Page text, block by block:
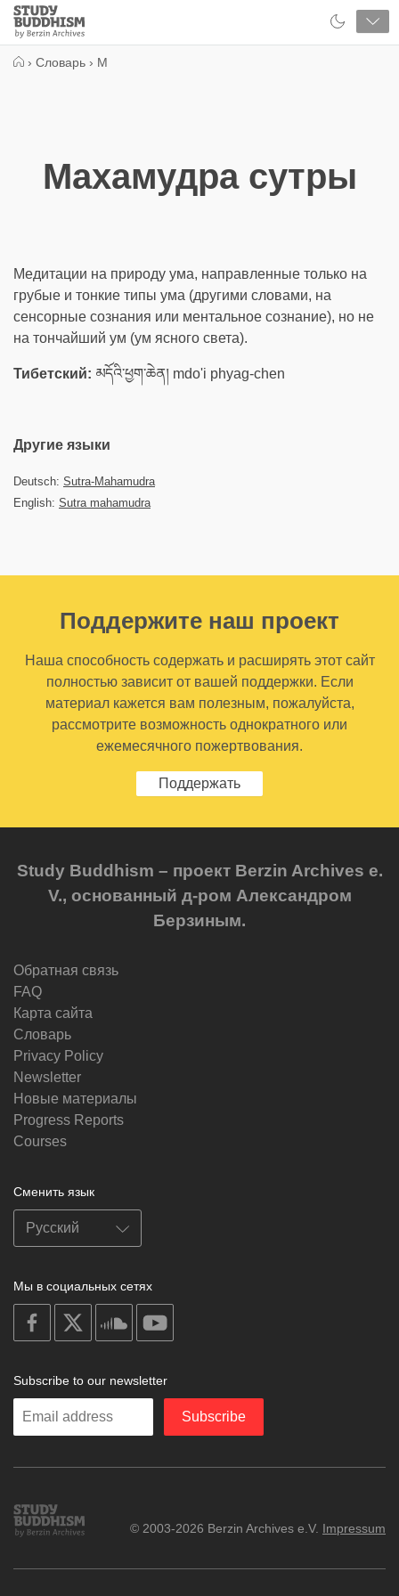
Close
Study
Buddhism
› Словарь › М
Махамудра сутры
Медитации на природу ума, направленные только на
грубые и тонкие типы ума (другими словами, на
сенсорные сознания или ментальное сознание), но не
на тончайший ум (ум ясного света).
Тибетский: མདོའི་ཕྱག་ཆེན། mdo'i phyag-chen
Другие языки
Deutsch: Sutra-Mahamudra
English: Sutra mahamudra
Поддержите наш проект
Наша способность содержать и расширять этот сайт
полностью зависит от вашей поддержки. Если
материал кажется вам полезным, пожалуйста,
рассмотрите возможность однократного или
ежемесячного пожертвования.
Поддержать
Study Buddhism – проект Berzin Archives e.
V., основанный д-ром Александром
Берзиным.
Обратная связь
FAQ
Карта сайта
Словарь
Privacy Policy
Newsletter
Новые материалы
Progress Reports
Courses
Сменить язык
Мы в социальных сетях
on
facebook
soundcloud
Subscribe to our newsletter
Enter
Subscribe
Study
Buddhism
© 2003-2026 Berzin Archives e.V. Impressum